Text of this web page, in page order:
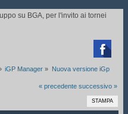
su BGA, per l'invito ai tornei.

iGP Manager » Nuova versione iGp
« precedente successivo »
STAMPA